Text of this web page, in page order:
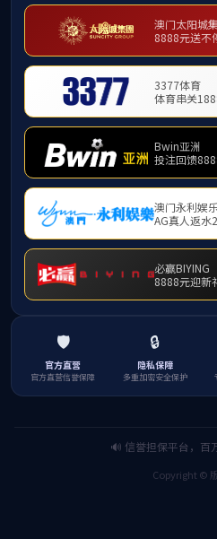
为帮助2025级研究
研究生新生前往学校东
随着解说员的详细
缕，到历经风雨的稳步
积极交流心得。在校史